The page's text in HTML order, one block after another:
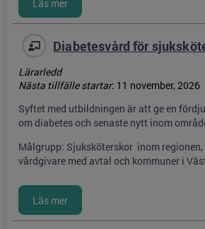
Diabetesvård för
Lärarledd
Nästa tillfälle startar: 11 november, 2026
Syftet med utbildningen är att ge en
om diabetes och senaste nytt inom
Målgrupp: Sjuksköterskor inom
vårdgivare med avtal och kommuner i